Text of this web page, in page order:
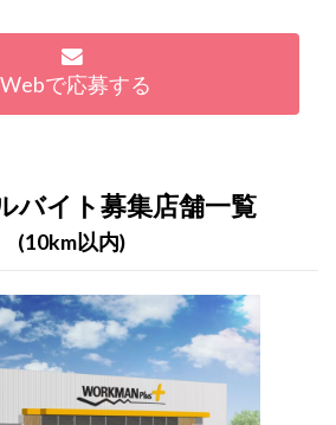
Webで応募する
バイト募集店舗一覧
(10km以内)